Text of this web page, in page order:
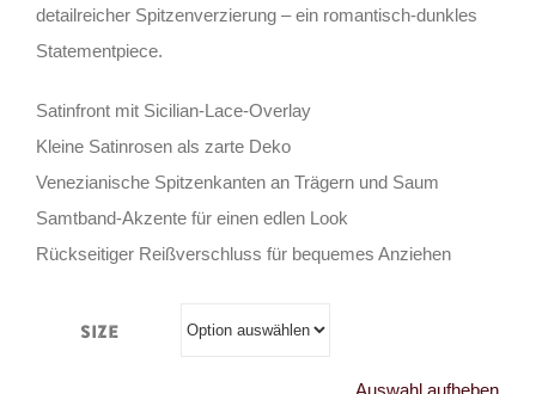
detailreicher Spitzenverzierung – ein romantisch-dunkles
Statementpiece.
Satinfront mit Sicilian-Lace-Overlay
Kleine Satinrosen als zarte Deko
Venezianische Spitzenkanten an Trägern und Saum
Samtband-Akzente für einen edlen Look
Rückseitiger Reißverschluss für bequemes Anziehen
Size